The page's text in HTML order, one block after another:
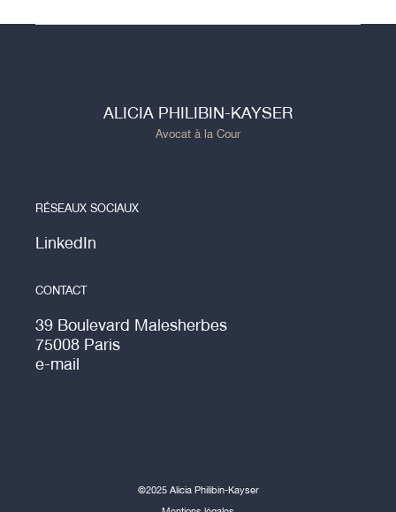
ALICIA PHILIBIN-KAYSER
Avocat à la Cour
RÉSEAUX SOCIAUX
LinkedIn
CONTACT
39 Boulevard Malesherbes
75008 Paris
e-mail
©2025 Alicia Philibin-Kayser